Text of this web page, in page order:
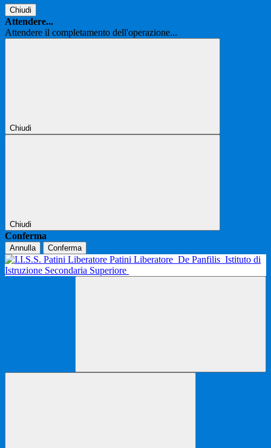
Chiudi
Attendere...
Attendere il completamento dell'operazione...
Chiudi
Chiudi
Conferma
Annulla Conferma
Patini Liberatore De Panfilis Istituto di
Istruzione Secondaria Superiore